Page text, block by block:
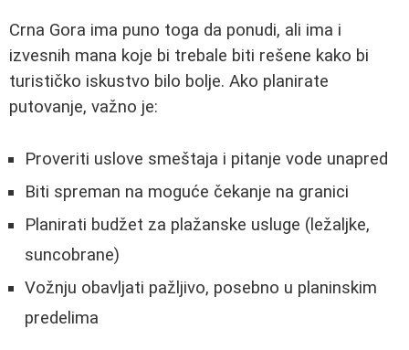
Crna Gora ima puno toga da ponudi, ali ima i
izvesnih mana koje bi trebale biti rešene kako bi
turističko iskustvo bilo bolje. Ako planirate
putovanje, važno je:
Proveriti uslove smeštaja i pitanje vode unapred
Biti spreman na moguće čekanje na granici
Planirati budžet za plažanske usluge (ležaljke,
suncobrane)
Vožnju obavljati pažljivo, posebno u planinskim
predelima